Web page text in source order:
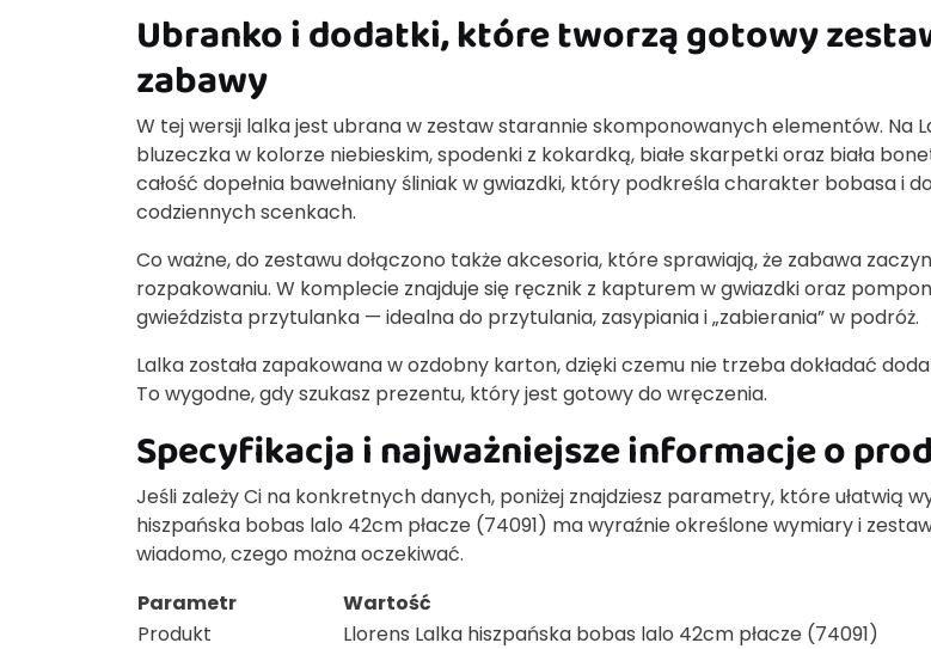
Ubranko i dodatki, które tworzą gotowy
zabawy
W tej wersji lalka jest ubrana w zestaw starannie skomponowanych elementów. Na
bluzeczka w kolorze niebieskim, spodenki z kokardką, białe skarpetki oraz biała
całość dopełnia bawełniany śliniak w gwiazdki, który podkreśla charakter bobasa i
codziennych scenkach.
Co ważne, do zestawu dołączono także akcesoria, które sprawiają, że zabawa
rozpakowaniu. W komplecie znajduje się ręcznik z kapturem w gwiazdki oraz
gwieździsta przytulanka — idealna do przytulania, zasypiania i „zabierania” w podróż.
Lalka została zapakowana w ozdobny karton, dzięki czemu nie trzeba dokładać
To wygodne, gdy szukasz prezentu, który jest gotowy do wręczenia.
Specyfikacja i najważniejsze informacje o
Jeśli zależy Ci na konkretnych danych, poniżej znajdziesz parametry, które ułatwią
hiszpańska bobas lalo 42cm płacze (74091) ma wyraźnie określone wymiary i
wiadomo, czego można oczekiwać.
Parametr
Wartość
Produkt
Llorens Lalka hiszpańska bobas lalo 42cm płacze (74091)